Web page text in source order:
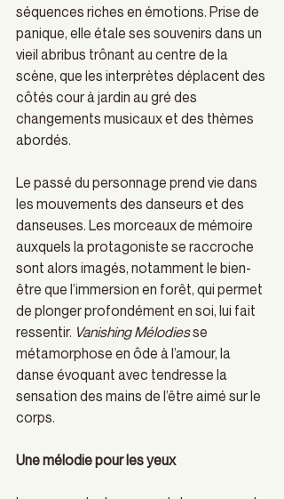
séquences riches en émotions. Prise de
panique, elle étale ses souvenirs dans un
vieil abribus trônant au centre de la
scène, que les interprètes déplacent des
côtés cour à jardin au gré des
changements musicaux et des thèmes
abordés.
Le passé du personnage prend vie dans
les mouvements des danseurs et des
danseuses. Les morceaux de mémoire
auxquels la protagoniste se raccroche
sont alors imagés, notamment le bien-
être que l’immersion en forêt, qui permet
de plonger profondément en soi, lui fait
ressentir. Vanishing Mélodies se
métamorphose en ôde à l’amour, la
danse évoquant avec tendresse la
sensation des mains de l’être aimé sur le
corps.
Une mélodie pour les yeux